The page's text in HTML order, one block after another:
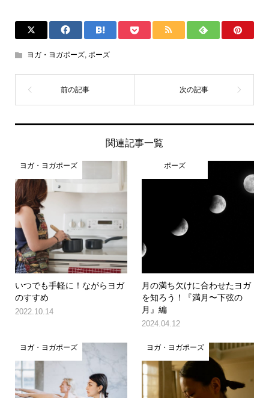
ヨガ・ヨガポーズ, ポーズ
関連記事一覧
ヨガ・ヨガポーズ
いつでも手軽に！ながらヨガ
のすすめ
2022.10.14
ポーズ
月の満ち欠けに合わせたヨガ
を知ろう！『満月〜下弦の
月』編
2024.04.12
ヨガ・ヨガポーズ ヨガ・ヨガポーズ